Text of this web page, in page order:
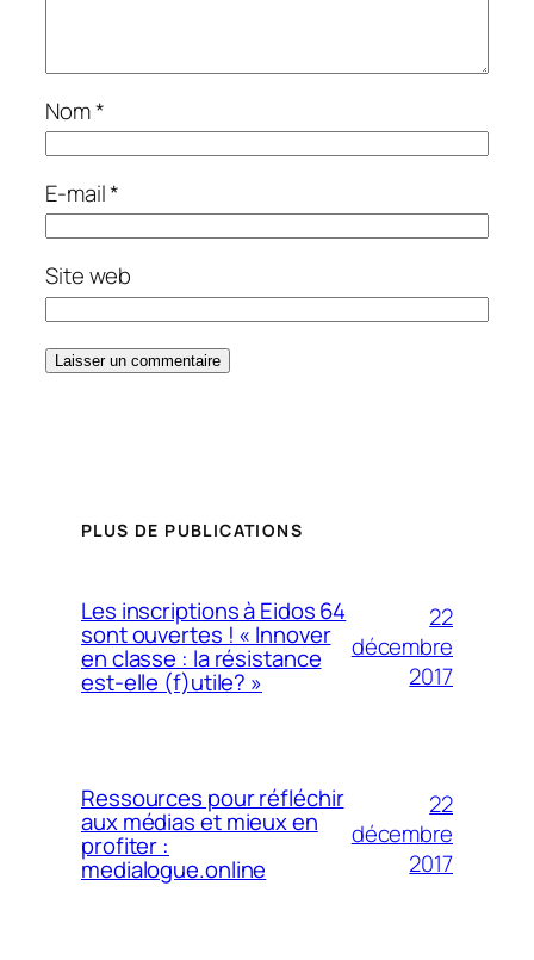
Nom*
E-mail*
Site web
PLUS DE PUBLICATIONS
Les inscriptions à Eidos 64
sont ouvertes ! « Innover
en classe : la résistance
est-elle (f)utile? »
22
décembre
2017
Ressources pour réfléchir
aux médias et mieux en
profiter :
medialogue.online
22
décembre
2017